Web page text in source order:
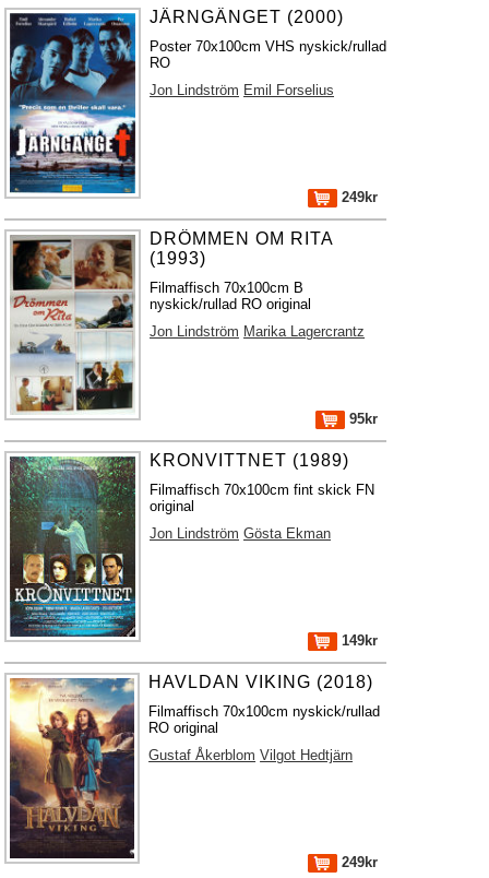
JÄRNGÄNGET (2000)
Poster 70x100cm VHS nyskick/rullad
RO
Jon Lindström Emil Forselius
249kr
DRÖMMEN OM RITA
(1993)
Filmaffisch 70x100cm B
nyskick/rullad RO original
Jon Lindström Marika Lagercrantz
95kr
KRONVITTNET (1989)
Filmaffisch 70x100cm fint skick FN
original
Jon Lindström Gösta Ekman
149kr
HAVLDAN VIKING (2018)
Filmaffisch 70x100cm nyskick/rullad
RO original
Gustaf Åkerblom Vilgot Hedtjärn
249kr